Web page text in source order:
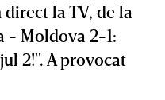
la TV, de la
- Moldova 2-1:
2!". A provocat